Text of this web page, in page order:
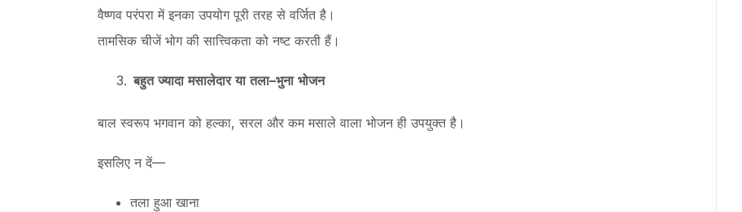
वैष्णव परंपरा में इनका उपयोग पूरी तरह से वर्जित है।
तामसिक चीजें भोग की सात्त्विकता को नष्ट करती हैं।
बहुत ज्यादा मसालेदार या तला–भुना भोजन
बाल स्वरूप भगवान को हल्का, सरल और कम मसाले वाला भोजन ही उपयुक्त है।
इसलिए न दें—
तला हुआ खाना